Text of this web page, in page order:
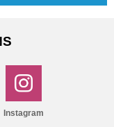
Instagram